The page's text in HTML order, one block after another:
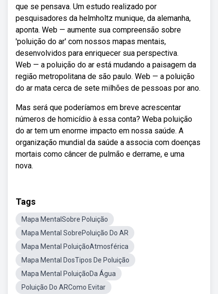
que se pensava. Um estudo realizado por
pesquisadores da helmholtz munique, da alemanha,
aponta. Web — aumente sua compreensão sobre
'poluição do ar' com nossos mapas mentais,
desenvolvidos para enriquecer sua perspectiva.
Web — a poluição do ar está mudando a paisagem da
região metropolitana de são paulo. Web — a poluição
do ar mata cerca de sete milhões de pessoas por ano.
Mas será que poderíamos em breve acrescentar
números de homicídio à essa conta? Weba poluição
do ar tem um enorme impacto em nossa saúde. A
organização mundial da saúde a associa com doenças
mortais como câncer de pulmão e derrame, e uma
nova.
Tags
Mapa MentalSobre Poluição
Mapa Mental SobrePoluição Do AR
Mapa Mental PoluiçãoAtmosférica
Mapa Mental DosTipos De Poluição
Mapa Mental PoluiçãoDa Água
Poluição Do ARComo Evitar